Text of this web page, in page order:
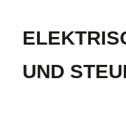
UND